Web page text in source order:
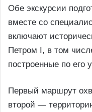
Обе экскурсии
вместе со
включают
Петром I, в том
построенные по его
Первый маршрут
второй —